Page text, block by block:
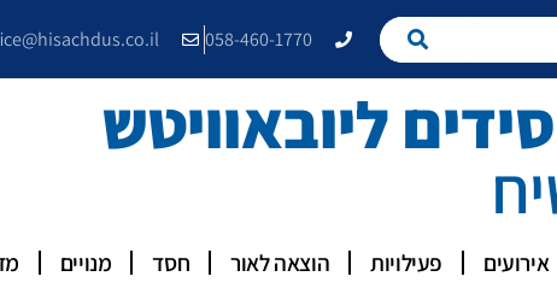
058-460-1770
ליובאוויטש
אירועים פעילויות הוצאה לאור חסד מנויים